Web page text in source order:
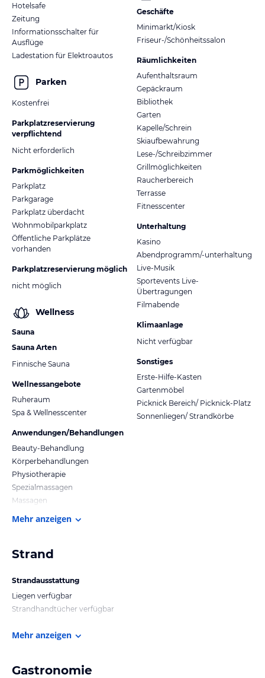
Hotelsafe
Zeitung
Informationsschalter für
Ausflüge
Ladestation für Elektroautos
Parken
Kostenfrei
Parkplatzreservierung
verpflichtend
Nicht erforderlich
Parkmöglichkeiten
Parkplatz
Parkgarage
Parkplatz überdacht
Wohnmobilparkplatz
Öffentliche Parkplätze
vorhanden
Parkplatzreservierung möglich
nicht möglich
Wellness
Sauna
Sauna Arten
Finnische Sauna
Wellnessangebote
Ruheraum
Spa & Wellnesscenter
Anwendungen/Behandlungen
Beauty-Behandlung
Körperbehandlungen
Physiotherapie
Spezialmassagen
Massagen
Geschäfte
Minimarkt/Kiosk
Friseur-/Schönheitssalon
Räumlichkeiten
Aufenthaltsraum
Gepäckraum
Bibliothek
Garten
Kapelle/Schrein
Skiaufbewahrung
Lese-/Schreibzimmer
Grillmöglichkeiten
Raucherbereich
Terrasse
Fitnesscenter
Unterhaltung
Kasino
Abendprogramm/-unterhaltung
Live-Musik
Sportevents Live-
Übertragungen
Filmabende
Klimaanlage
Nicht verfügbar
Sonstiges
Erste-Hilfe-Kasten
Gartenmöbel
Picknick Bereich/ Picknick-Platz
Sonnenliegen/ Strandkörbe
Mehr anzeigen
Strand
Strandausstattung
Liegen verfügbar
Strandhandtücher verfügbar
Mehr anzeigen
Gastronomie